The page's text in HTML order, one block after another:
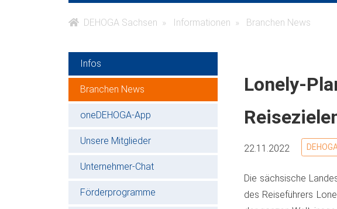
DEHOGA Sachsen Informationen Branchen News
Infos
Branchen News
oneDEHOGA-App
Unsere Mitglieder
Unternehmer-Chat
Förderprogramme
Lonely-
22.11.2022
Die sächsische
des Reiseführers